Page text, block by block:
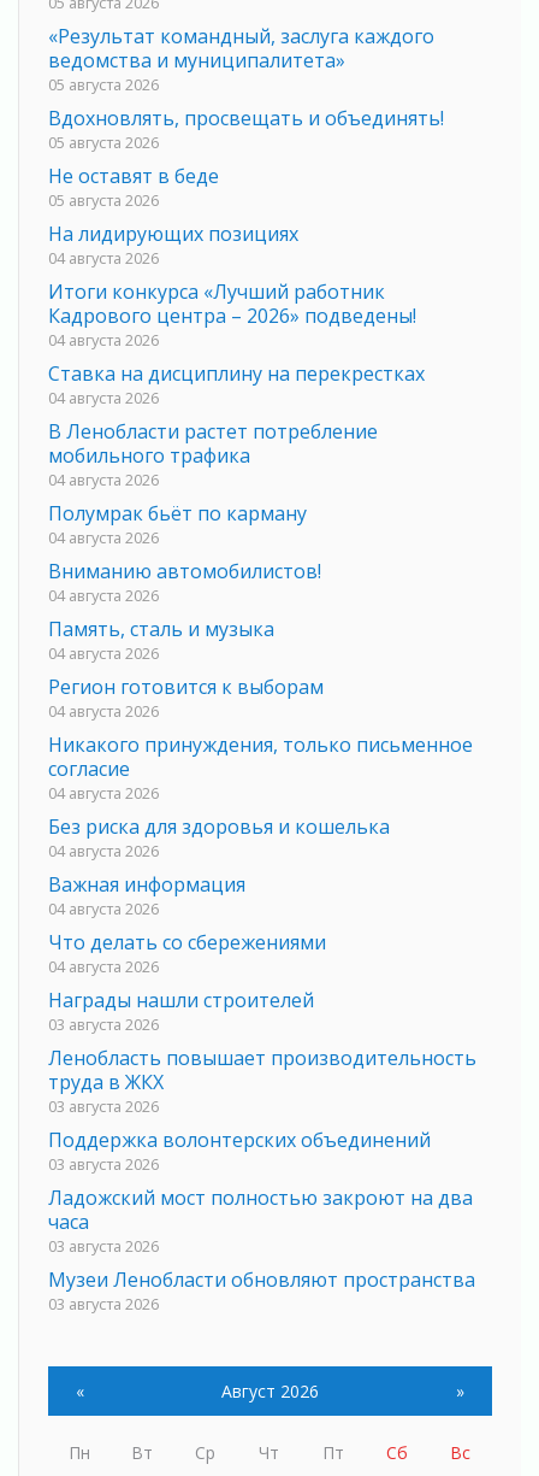
«Результат командный, заслуга каждого
ведомства и муниципалитета»
05 августа 2026
Вдохновлять, просвещать и объединять!
05 августа 2026
Не оставят в беде
05 августа 2026
На лидирующих позициях
04 августа 2026
Итоги конкурса «Лучший работник
Кадрового центра – 2026» подведены!
04 августа 2026
Ставка на дисциплину на перекрестках
04 августа 2026
В Ленобласти растет потребление
мобильного трафика
04 августа 2026
Полумрак бьёт по карману
04 августа 2026
Вниманию автомобилистов!
04 августа 2026
Память, сталь и музыка
04 августа 2026
Регион готовится к выборам
04 августа 2026
Никакого принуждения, только письменное
согласие
04 августа 2026
Без риска для здоровья и кошелька
04 августа 2026
Важная информация
04 августа 2026
Что делать со сбережениями
04 августа 2026
Награды нашли строителей
03 августа 2026
Ленобласть повышает производительность
труда в ЖКХ
03 августа 2026
Поддержка волонтерских объединений
03 августа 2026
Ладожский мост полностью закроют на два
часа
03 августа 2026
Музеи Ленобласти обновляют пространства
03 августа 2026
03 августа 2026
Часть медиков в Ленобласти сможет
рассчитывать на доплату от региона
03 августа 2026
« Август 2026 »
Пн Вт Ср Чт Пт Сб Вс